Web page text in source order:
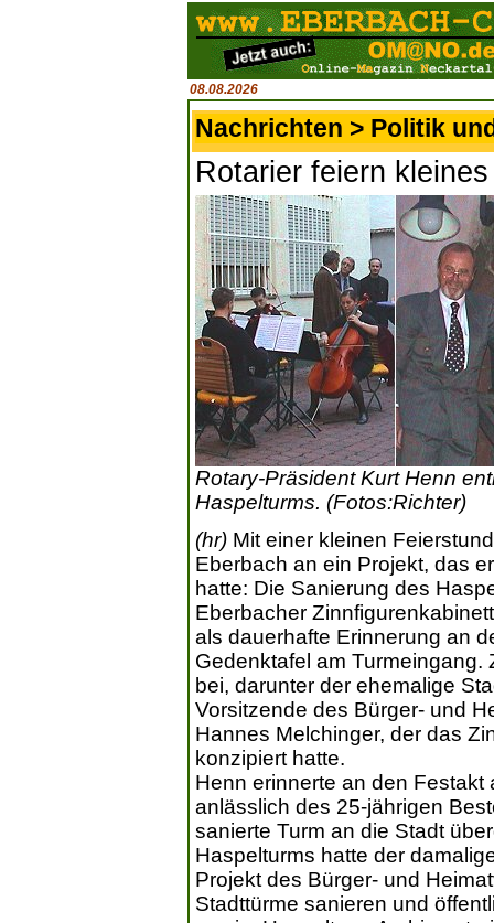
08.08.2026
Nachrichten > Politik
Rotarier feiern
Rotary-Präsident Kurt Henn
Haspelturms. (Fotos:Richter)
(hr) Mit einer kleinen
Eberbach an ein Projekt, das
hatte: Die Sanierung des
Eberbacher
als dauerhafte Erinnerung an
Gedenktafel am
bei, darunter der ehemalige
Vorsitzende des Bürger- und
Hannes Melchinger, der das
konzipiert hatte.
Henn erinnerte an den
anlässlich des 25-jährigen
sanierte Turm an die Stadt
Haspelturms hatte der
Projekt des Bürger- und
Stadttürme sanieren und